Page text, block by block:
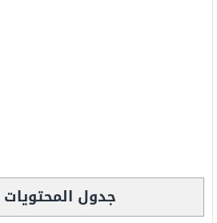
جدول المحتويات